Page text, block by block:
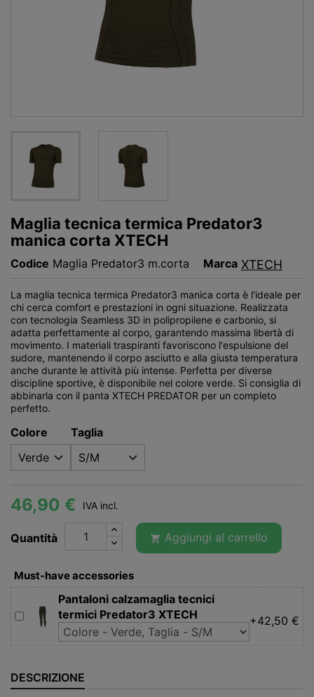
Maglia tecnica termica Predator3
manica corta XTECH
Codice Maglia Predator3 m.corta Marca XTECH
La maglia tecnica termica Predator3 manica corta è l'ideale per
chi cerca comfort e prestazioni in ogni situazione. Realizzata
con tecnologia Seamless 3D in polipropilene e carbonio, si
adatta perfettamente al corpo, garantendo massima libertà di
movimento. I materiali traspiranti favoriscono l'espulsione del
sudore, mantenendo il corpo asciutto e alla giusta temperatura
anche durante le attività più intense. Perfetta per diverse
discipline sportive, è disponibile nel colore verde. Si consiglia di
abbinarla con il panta XTECH PREDATOR per un completo
perfetto.
Colore Taglia
46,90 € IVA incl.
Quantità  Aggiungi al carrello
Must-have accessories
Pantaloni calzamaglia tecnici
termici Predator3 XTECH
+42,50 €
DESCRIZIONE